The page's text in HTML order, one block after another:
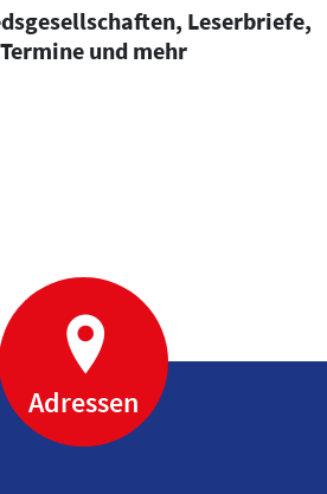
Leserbriefe,
und mehr
Adressen